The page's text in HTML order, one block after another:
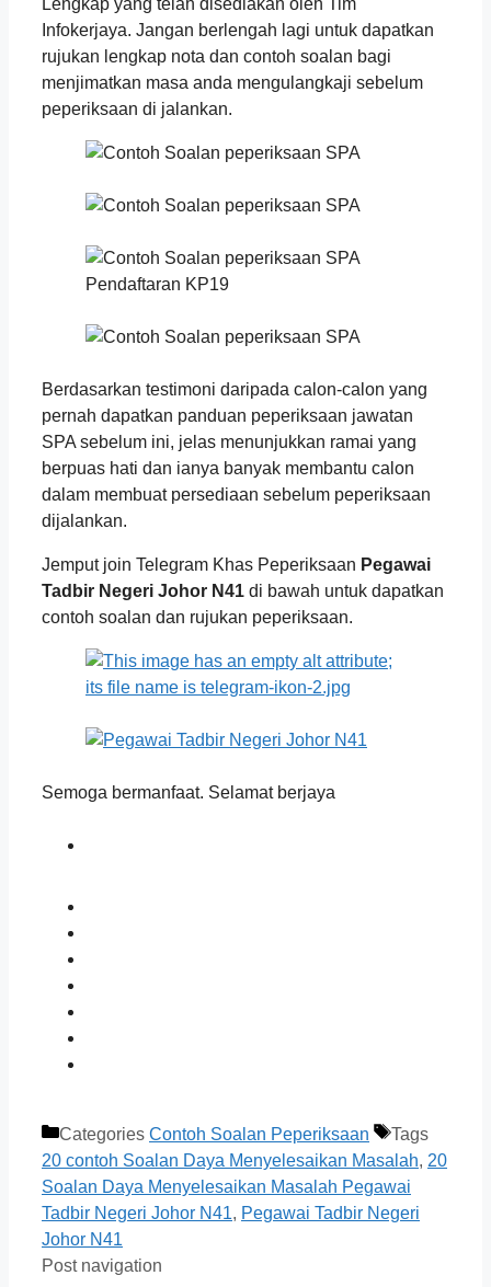
Lengkap yang telah disediakan oleh Tim
Infokerjaya. Jangan berlengah lagi untuk dapatkan
rujukan lengkap nota dan contoh soalan bagi
menjimatkan masa anda mengulangkaji sebelum
peperiksaan di jalankan.
Berdasarkan testimoni daripada calon-calon yang
pernah dapatkan panduan peperiksaan jawatan
SPA sebelum ini, jelas menunjukkan ramai yang
berpuas hati dan ianya banyak membantu calon
dalam membuat persediaan sebelum peperiksaan
dijalankan.
Jemput join Telegram Khas Peperiksaan Pegawai
Tadbir Negeri Johor N41 di bawah untuk dapatkan
contoh soalan dan rujukan peperiksaan.
Semoga bermanfaat. Selamat berjaya
Categories Contoh Soalan Peperiksaan
Tags
20 contoh Soalan Daya Menyelesaikan Masalah, 20
Soalan Daya Menyelesaikan Masalah Pegawai
Tadbir Negeri Johor N41, Pegawai Tadbir Negeri
Johor N41
Post navigation